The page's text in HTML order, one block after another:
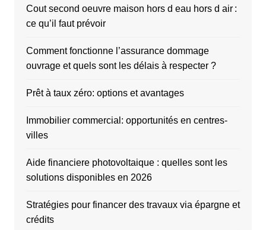
Cout second oeuvre maison hors d eau hors d air :
ce qu’il faut prévoir
Comment fonctionne l’assurance dommage
ouvrage et quels sont les délais à respecter ?
Prêt à taux zéro: options et avantages
Immobilier commercial: opportunités en centres-
villes
Aide financiere photovoltaique : quelles sont les
solutions disponibles en 2026
Stratégies pour financer des travaux via épargne et
crédits